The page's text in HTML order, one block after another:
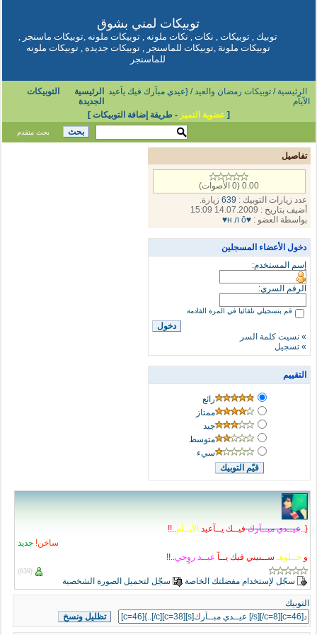
توبيكات لمني بشوق
توبيك , توبيكات, نكات, نكات ملونه , توبيكات ملونه ,توبيكات ماسنجر ,
توبيكات ملونة ,توبيكات للماسنجر ,توبيكات جديده ,توبيكات ملونه
للماسنجر
الرئيسية /توبيكات رمضان والعيد/ {عيدي مبآرك فيك يآعيد
الآيآم
الرئيسية
التوبيكات
الجديدة
[ عضوية التميز - طريقة إضافة التوبيكات ]
بحث متقدم
تفاصيل
0.00 (0 الأصوات)
عدد زيارات التوبيك : 639 زيارة.
أضيف بتاريخ : 14.07.2009 15:09
بواسطة العضو :♥н л ō♥
دخول الأعضاء المسجلين
إسم المستخدم:
الرقم السري:
قم بتسجيلي تلقائيا في المرة القادمة
»نسيت كلمة السر
»تسجيل
التقييم
رائع
ممتاز
جيد
متوسط
سيء
{..عيــدي مبــآرك فيــك يــآعيد ليــآم..!!
ساخن! جديد
وحــلوهـ ســنيني فيك يــآ عيــد ر وحي..!!
(639)
سجّل لإستخدام مفضلتك الخاصة سجّل لتحميل الصورة الشخصية
التوبيك